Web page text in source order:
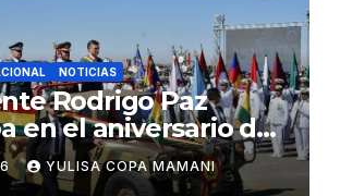
NOTICIAS
Rodrigo Paz
en el aniversario de
Armadas
YULISA COPA MAMANI